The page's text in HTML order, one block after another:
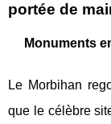
portée de
Monuments
Le Morbihan
que le célèbre